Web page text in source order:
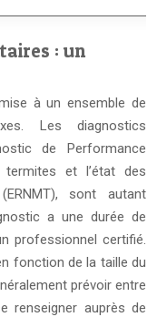
: un
à un ensemble de
Les diagnostics
de Performance
termites et l’état des
sont autant
a une durée de
professionnel certifié.
fonction de la taille du
prévoir entre
renseigner auprès de